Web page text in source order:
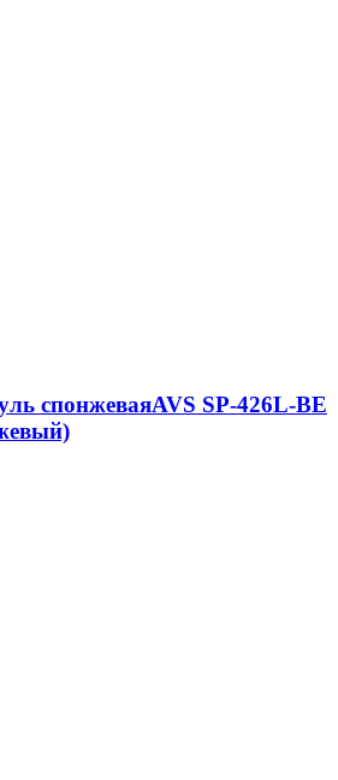
спонжеваяAVS SP-426L-BE